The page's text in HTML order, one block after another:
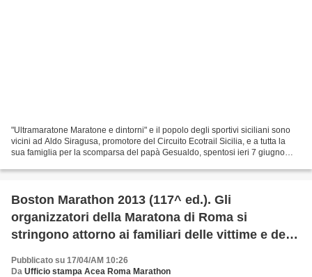
"Ultramaratone Maratone e dintorni" e il popolo degli sportivi siciliani sono
vicini ad Aldo Siragusa, promotore del Circuito Ecotrail Sicilia, e a tutta la
sua famiglia per la scomparsa del papà Gesualdo, spentosi ieri 7 giugno
Boston Marathon 2013 (117^ ed.). Gli
organizzatori della Maratona di Roma si
stringono attorno ai familiari delle vittime e dei
Pubblicato su 17/04/AM 10:26
Da Ufficio stampa Acea Roma Marathon